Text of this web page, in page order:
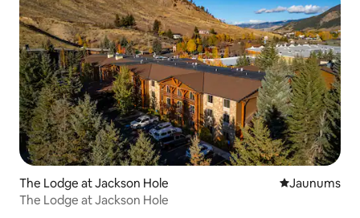
The Lodge at Jackson Hole Jauns mājoklis
Jaunums
The Lodge at Jackson Hole